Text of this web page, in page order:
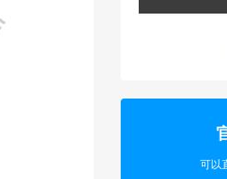
可以